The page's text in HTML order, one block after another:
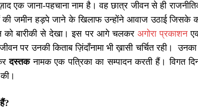
एक जाना-पहचाना नाम है। वह छात्र जीवन से ही
जमीन हड़पे जाने के खिलाफ उन्होंने आवाज उठाई जिसके
को बारीकी से देखा। इस पर आगे चलकरअगोरा प्रकाशन
पर उनकी किताब ज़िंदाँनामा भी ख़ासी चर्चित रही।
दस्तकनामक एक पत्रिका का सम्पादन करती हैं। विगत
?